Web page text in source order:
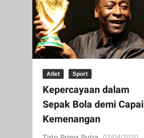
Atlet Sport
Kepercayaan dalam
Sepak Bola demi Capai
Kemenangan